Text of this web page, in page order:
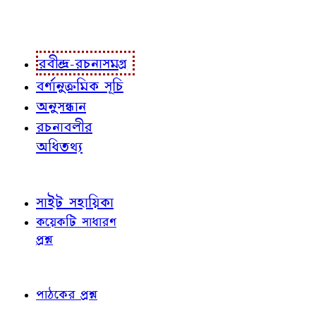
রবীন্দ্র-রচনাসমগ্র
বর্ণানুক্রমিক সূচি
অনুসন্ধান
রচনাবলীর
অধিতথ্য
সাইট সহায়িকা
কয়েকটি সাধারণ
প্রশ্ন
পাঠকের প্রশ্ন